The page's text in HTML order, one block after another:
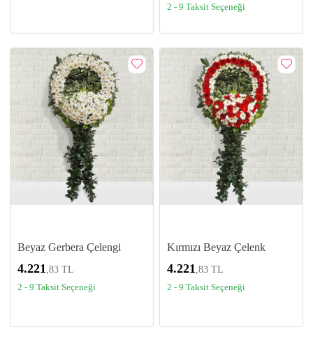
2 - 9 Taksit Seçeneği
Beyaz Gerbera Çelengi
4.221,83 TL
2 - 9 Taksit Seçeneği
Kırmızı Beyaz Çelenk
4.221,83 TL
2 - 9 Taksit Seçeneği